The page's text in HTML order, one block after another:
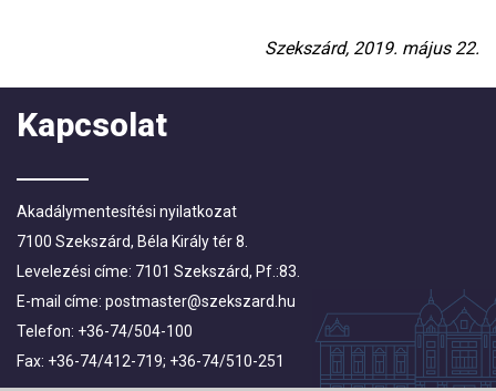
Szekszárd, 2019. május 22.
Kapcsolat
Akadálymentesítési nyilatkozat
7100 Szekszárd, Béla Király tér 8.
Levelezési címe: 7101 Szekszárd, Pf.:83.
E-mail címe: postmaster@szekszard.hu
Telefon: +36-74/504-100
Fax: +36-74/412-719; +36-74/510-251